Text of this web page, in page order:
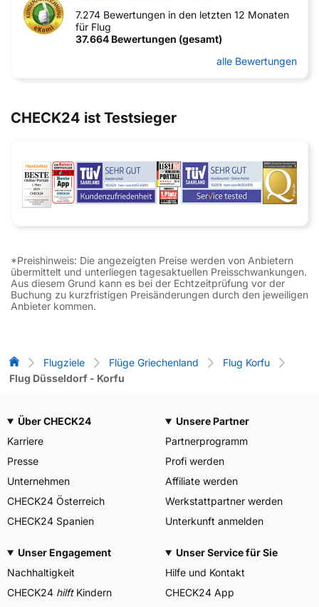
7.274 Bewertungen in den letzten 12 Monaten
für Flug
37.664 Bewertungen (gesamt)
alle Bewertungen
CHECK24 ist Testsieger
*Preishinweis: Die angezeigten Preise werden von Anbietern
übermittelt und unterliegen tagesaktuellen Preisschwankungen.
Aus diesem Grund kann es bei der Echtzeitprüfung vor der
Buchung zu kurzfristigen Preisänderungen durch den jeweiligen
Anbieter kommen.
Flug-Vergleich
Flugziele Flüge Griechenland
Flug Korfu
Flug Düsseldorf - Korfu
Über CHECK24
Karriere
Presse
Unternehmen
CHECK24 Österreich
CHECK24 Spanien
Unsere Partner
Partnerprogramm
Profi werden
Affiliate werden
Werkstattpartner werden
Unterkunft anmelden
Unser Engagement
Nachhaltigkeit
CHECK24 hilftKindern
Unser Service für Sie
Hilfe und Kontakt
CHECK24 App